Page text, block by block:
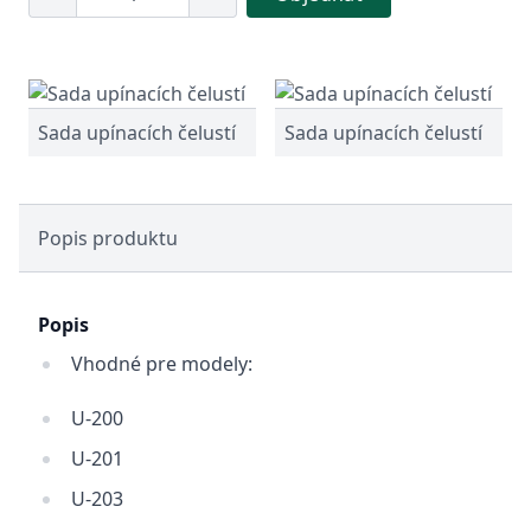
Sada upínacích čelustí Sada upínacích čelustí
Popis produktu
Popis
Vhodné pre modely:
U-200
U-201
U-203